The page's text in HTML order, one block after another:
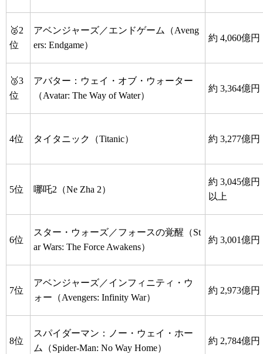
🥈2
位
アベンジャーズ／エンドゲーム（Aveng
ers: Endgame）
約 4,060億円
🥉3
位
アバター：ウェイ・オブ・ウォーター
（Avatar: The Way of Water）
約 3,364億円
4位 タイタニック（Titanic） 約 3,277億円
5位 哪吒2（Ne Zha 2）
約 3,045億円
以上
6位
スター・ウォーズ／フォースの覚醒（St
ar Wars: The Force Awakens）
約 3,001億円
7位
アベンジャーズ／インフィニティ・ウ
ォー（Avengers: Infinity War）
約 2,973億円
8位
スパイダーマン：ノー・ウェイ・ホー
ム（Spider-Man: No Way Home）
約 2,784億円